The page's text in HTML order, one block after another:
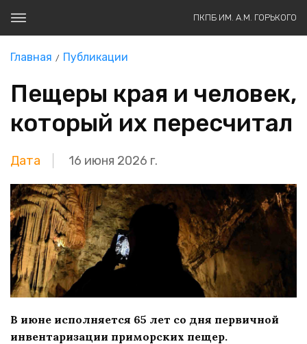
ПКПБ ИМ. А.М. ГОРЬКОГО
Главная Публикации
Пещеры края и человек,
который их пересчитал
Дата 16 июня 2026 г.
В июне исполняется 65 лет со дня первичной
инвентаризации приморских пещер.